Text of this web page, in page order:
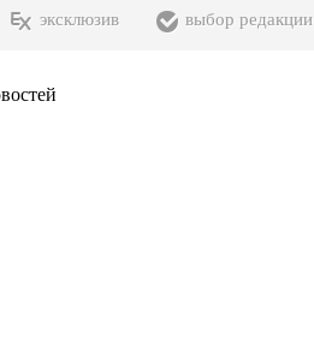
эксклюзив выбор редакции